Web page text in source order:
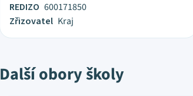
REDIZO 600171850
Zřizovatel Kraj
Další obory školy